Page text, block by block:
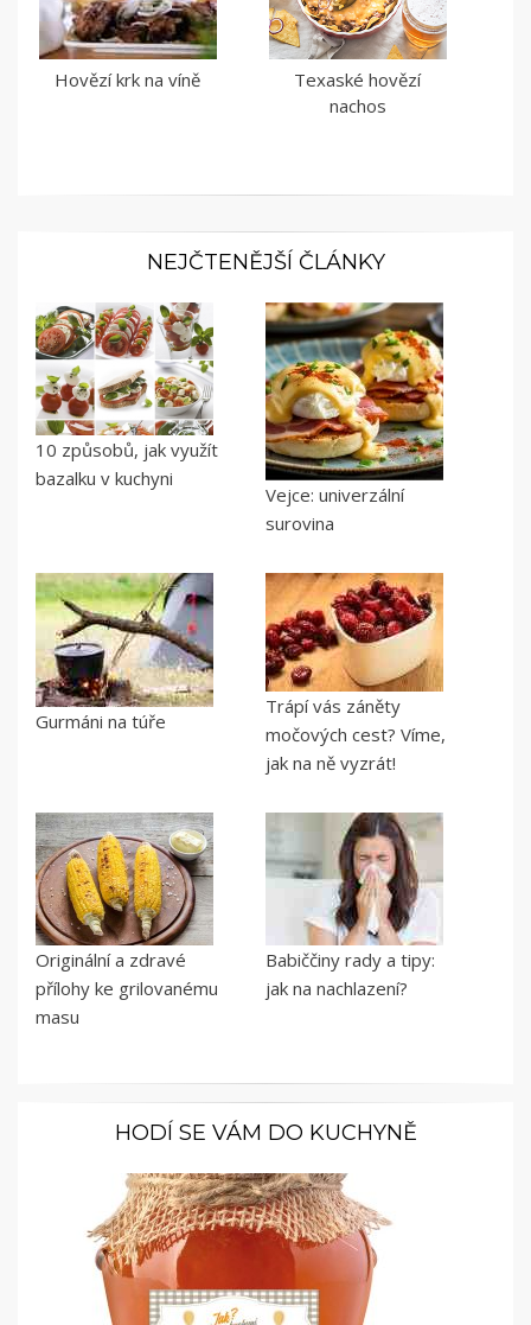
Hovězí krk na víně
Texaské hovězí
nachos
NEJČTENĚJŠÍ ČLÁNKY
10 způsobů, jak využít
bazalku v kuchyni
Vejce: univerzální
surovina
Gurmáni na túře
Trápí vás záněty
močových cest? Víme,
jak na ně vyzrát!
Originální a zdravé
přílohy ke grilovanému
masu
Babiččiny rady a tipy:
jak na nachlazení?
HODÍ SE VÁM DO KUCHYNĚ